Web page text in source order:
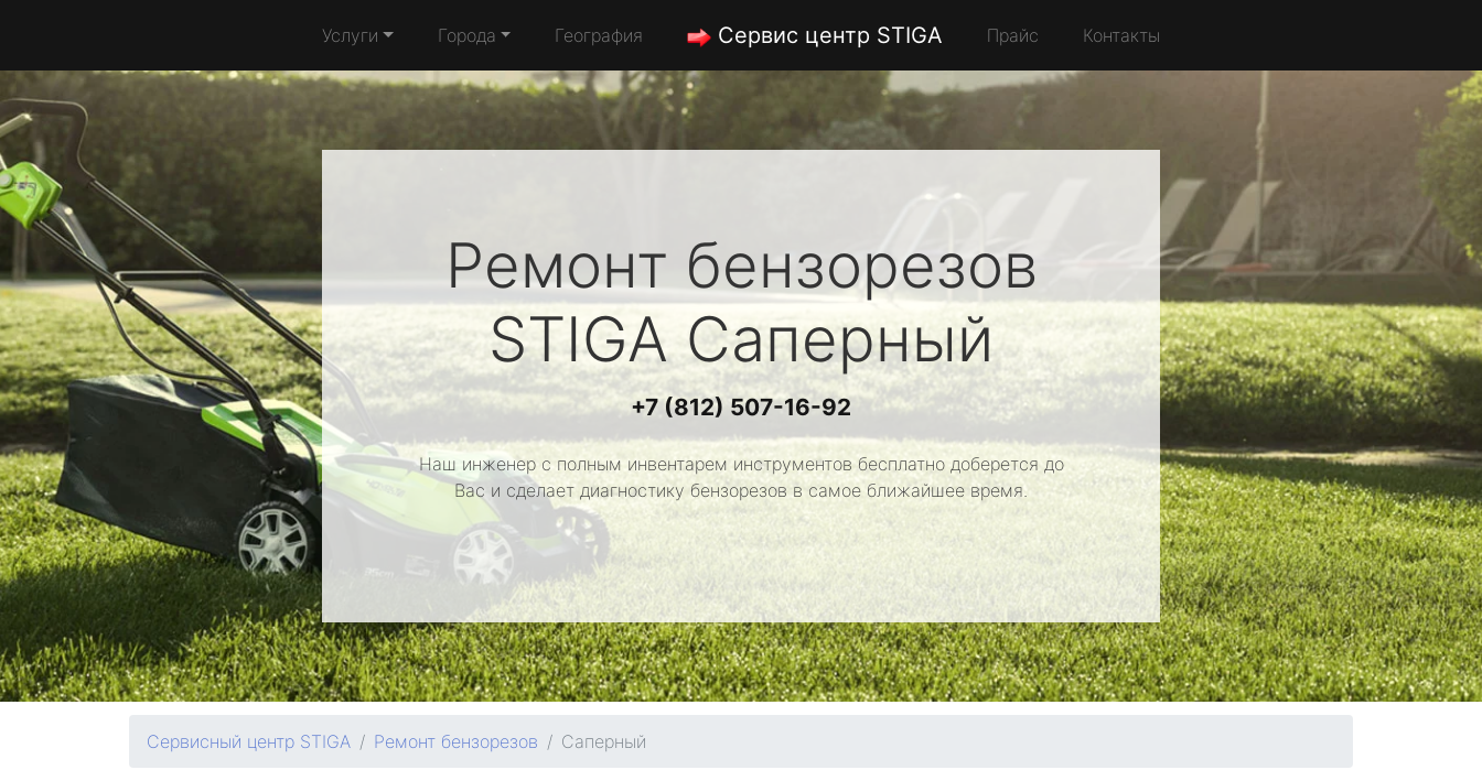
Услуги Города География Сервис центр STIGA Прайс Контакты
Ремонт бензорезов
STIGAСаперный
+7 (812) 507-16-92
Наш инженер с полным инвентарем инструментов бесплатно доберется до
Вас и сделает диагностику бензорезов в самое ближайшее время.
Сервисный центр STIGA Ремонт бензорезов Саперный